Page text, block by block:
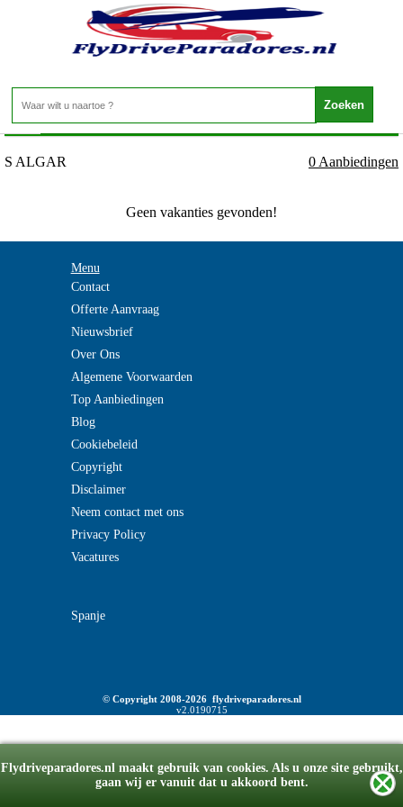
Flydriveparadores.nl maakt gebruik van cookies. Als u onze site gebruikt,
gaan wij er vanuit dat u akkoord bent.
Spanje - Menorca - S ALGAR
Home>
S ALGAR 0 Aanbiedingen
Geen vakanties gevonden!
Menu
Contact
Offerte Aanvraag
Nieuwsbrief
Over Ons
Algemene Voorwaarden
Top Aanbiedingen
Blog
Cookiebeleid
Copyright
Disclaimer
Neem contact met ons
Privacy Policy
Vacatures
Spanje
© Copyright 2008-2026 flydriveparadores.nl
v2.0190715